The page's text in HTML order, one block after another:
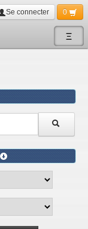
Ξ
Se connecter 0